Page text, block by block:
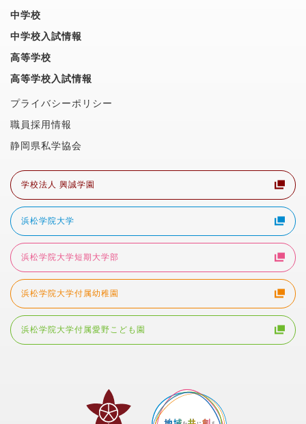
中学校
中学校入試情報
高等学校
高等学校入試情報
プライバシーポリシー
職員採用情報
静岡県私学協会
学校法人 興誠学園
浜松学院大学
浜松学院大学短期大学部
浜松学院大学付属幼稚園
浜松学院大学付属愛野こども園